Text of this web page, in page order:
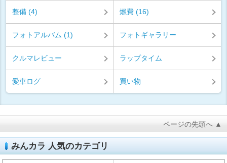
整備 (4) 燃費 (16)
フォトアルバム (1) フォトギャラリー
クルマレビュー ラップタイム
愛車ログ 買い物
ページの先頭へ ▲
みんカラ 人気のカテゴリ